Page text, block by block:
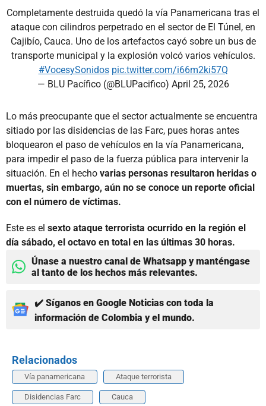
Completamente destruida quedó la vía Panamericana tras el
ataque con cilindros perpetrado en el sector de El Túnel, en
Cajibío, Cauca. Uno de los artefactos cayó sobre un bus de
transporte municipal y la explosión volcó varios vehículos.
#VocesySonidos pic.twitter.com/i66m2ki57Q
— BLU Pacífico (@BLUPacifico) April 25, 2026
Lo más preocupante que el sector actualmente se encuentra
sitiado por las disidencias de las Farc, pues horas antes
bloquearon el paso de vehículos en la vía Panamericana,
para impedir el paso de la fuerza pública para intervenir la
situación. En el hecho varias personas resultaron heridas o
muertas, sin embargo, aún no se conoce un reporte oficial
con el número de víctimas.
Este es el sexto ataque terrorista ocurrido en la región el
día sábado, el octavo en total en las últimas 30 horas.
Únase a nuestro canal de Whatsapp y manténgase
al tanto de los hechos más relevantes.
✔️ Síganos en Google Noticias con toda la
información de Colombia y el mundo.
Relacionados
Vía panamericana Ataque terrorista
Disidencias Farc Cauca